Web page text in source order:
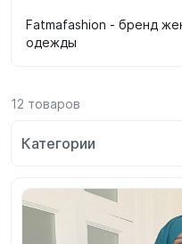
Fatmafashion - бренд
одежды
12 товаров
Категории